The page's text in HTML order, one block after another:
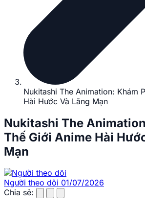
Nukitashi The Animation: Khám
Hài Hước Và Lãng Mạn
Nukitashi The
Thế Giới Anime Hài
Mạn
Người theo dõi 01/07/2026
Chia sẻ: